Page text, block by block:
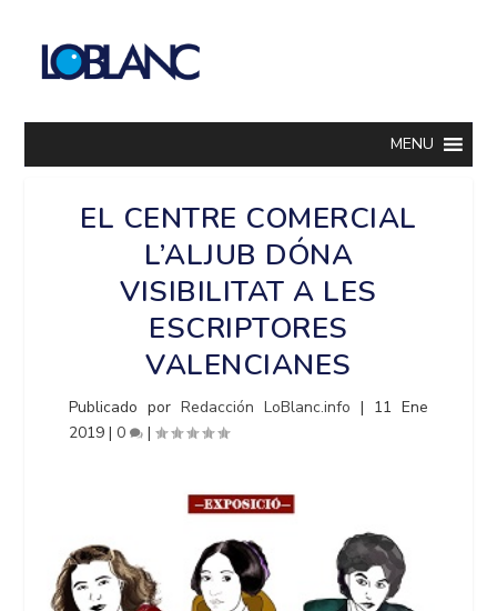
MENU
EL CENTRE COMERCIAL
L’ALJUB DÓNA
VISIBILITAT A LES
ESCRIPTORES
VALENCIANES
Publicado porRedacción LoBlanc.info | 11 Ene
2019 |0 |